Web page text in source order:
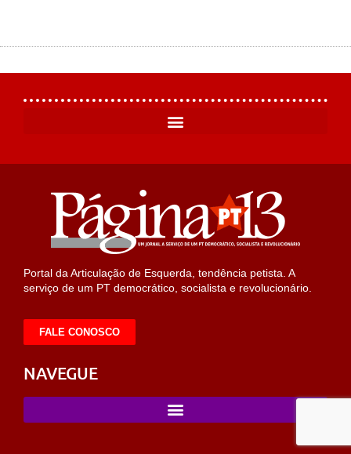
Portal da Articulação de Esquerda, tendência petista. A
serviço de um PT democrático, socialista e revolucionário.
FALE CONOSCO
NAVEGUE